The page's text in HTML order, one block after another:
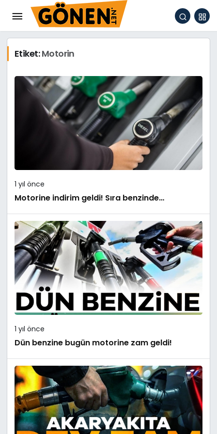
Etiket:Motorin
1 yıl önce
Motorine indirim geldi! Sıra benzinde…
1 yıl önce
Dün benzine bugün motorine zam geldi!